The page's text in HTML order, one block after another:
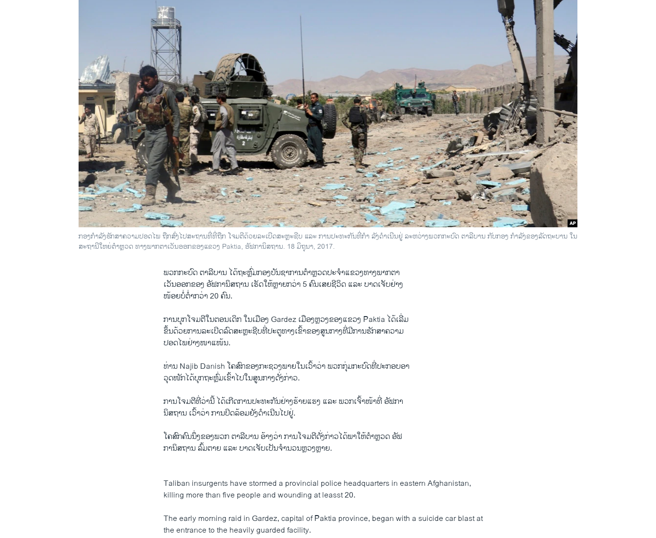
ກອງກຳລັງຮັກສາຄວາມປອດໄພ ຖືກສົ່ງໄປສະຖານທີ່ທີ່ຖືກ ໂຈມຕີດ້ວຍລະເບີດສະຫຼະຊີບ ແລະ ການປະທະກັນທີ່ກຳ ລັງດຳເນີນຢູ່ ລະຫວ່າງພວກກະບົດ ຕາລີບານ ກັບກອງ ກຳລັງຂອງລັດຖະບານ ໃນ
ສະຖານີໃຫຍ່ຕຳຫຼວດ ທາງພາກຕາເວັນອອກຂອງແຂວງ Paktia, ອັຟການິສຖານ. 18 ມິຖຸນາ, 2017.
ພວກກະບົດ ຕາລີບານ ໄດ້ຖະຫຼົ່ມກອງບັນຊາການຕຳຫຼວດປະຈຳແຂວງທາງພາກຕາ
ເວັນອອກຂອງ ອັຟການິສຖານ ເຮັດໃຫ້ຫຼາຍກວ່າ 5 ຄົນເສຍຊີວິດ ແລະ ບາດເຈັບຢ່າງ
ໜ້ອຍບໍ່ຕໍ່າກວ່າ 20 ຄົນ.
ການບຸກໂຈມຕີໃນຕອນເດິກ ໃນເມືອງ Gardez ເມືອງຫຼວງຂອງແຂວງ Paktia ໄດ້ເລີ່ມ
ຂຶ້ນດ້ວຍການລະເບີດລົດສະຫຼະຊີບທີ່ປະຕູທາງເຂົ້າຂອງສູນກາງທີ່ມີການຮັກສາຄວາມ
ປອດໄພຢ່າງໜາແໜ້ນ.
ທ່ານ Najib Danish ໂຄສົກຂອງກະຊວງພາຍໃນເວົ້າວ່າ ພວກກຸ່ມກະບົດທີ່ປະກອບອາ
ວຸດໜັກໄດ້ບຸກຖະຫຼົ່ມເຂົ້າໄປໃນສູນກາງດັ່ງກ່າວ.
ການໂຈມຕີທີ່ວ່ານີ້ ໄດ້ເກີດການປະທະກັນຢ່າງຮ້າຍແຮງ ແລະ ພວກເຈົ້າໜ້າທີ່ ອັຟກາ
ນິສຖານ ເວົ້າວ່າ ການປິດລ້ອມຍັງດຳເນີນໄປຢູ່.
ໂຄສົກຄົນນຶ່ງຂອງພວກ ຕາລີບານ ອ້າງວ່າ ການໂຈມຕີດັ່ງກ່າວໄດ້ພາໃຫ້ຕຳຫຼວດ ອັຟ
ການິສຖານ ລົ້ມຕາຍ ແລະ ບາດເຈັບເປັນຈຳນວນຫຼວງຫຼາຍ.
Taliban insurgents have stormed a provincial police headquarters in eastern Afghanistan,
killing more than five people and wounding at leasst 20.
The early morning raid in Gardez, capital of Paktia province, began with a suicide car blast at
the entrance to the heavily guarded facility.